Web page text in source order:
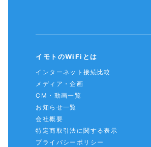
イモトのWiFiとは
インターネット接続比較
メディア・企画
CM・動画一覧
お知らせ一覧
会社概要
特定商取引法に関する表示
プライバシーポリシー